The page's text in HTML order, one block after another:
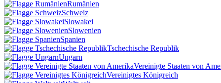
Rumänien
Schweiz
Slowakei
Slowenien
Spanien
Tschechische Republik
Ungarn
Vereinigte Staaten von
Vereinigtes Königreich